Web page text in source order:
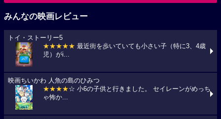
みんなの映画レビュー
トイ・ストーリー5
★★★★★ 最近街を歩いていても小さい子（特に3、4歳
児）がi...
映画ちいかわ 人魚の島のひみつ
★★★★☆ 小6の子供と行きました。 セイレーンがめっち
ゃ怖か...